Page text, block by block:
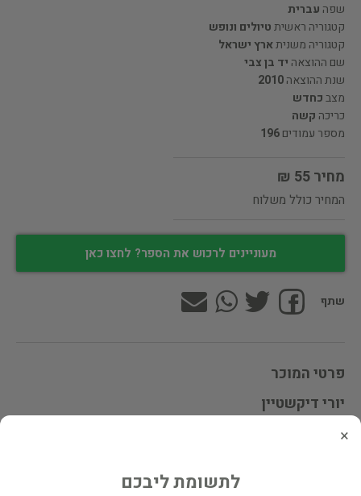
שפה עברית
קטגוריה ראשיתטיולים ונופש
קטגוריה משניתארץ ישראל
שם ההוצאה יד בן צבי
שנת ההוצאה2010
מצבכחדש
כריכה קשה
מספר עמודים196
מחיר 55 ₪
המחיר כולל משלוח
מעוניינים לרכוש את הספר? לחצו כאן
שתף
פרטי המוכר
יורי דיקשטיין
×
לתשומת ליבכם